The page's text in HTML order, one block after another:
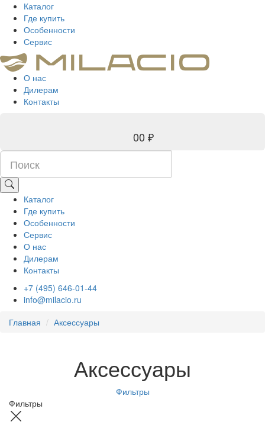
Каталог
Где купить
Особенности
Сервис
О нас
Дилерам
Контакты
00 ₽
Каталог
Где купить
Особенности
Сервис
О нас
Дилерам
Контакты
+7 (495) 646-01-44
info@milacio.ru
Главная
Аксессуары
Аксессуары
Фильтры
Фильтры